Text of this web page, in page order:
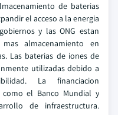
de baterias
el acceso a la energia
y las ONG estan
almacenamiento en
Las baterias de iones de
utilizadas debido a
La financiacion
como el Banco Mundial y
de infraestructura.